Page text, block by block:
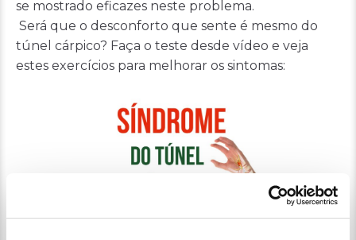
se mostrado eficazes neste problema.
Será que o desconforto que sente é mesmo do
túnel cárpico? Faça o teste desde vídeo e veja
estes exercícios para melhorar os sintomas: